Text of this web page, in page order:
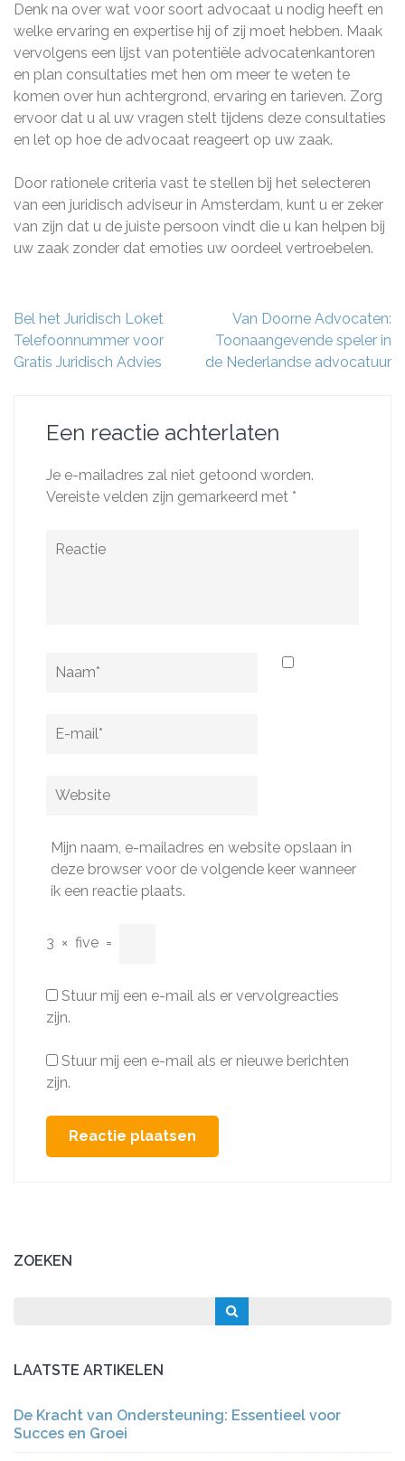
Denk na over wat voor soort advocaat u nodig heeft en
welke ervaring en expertise hij of zij moet hebben. Maak
vervolgens een lijst van potentiële advocatenkantoren
en plan consultaties met hen om meer te weten te
komen over hun achtergrond, ervaring en tarieven. Zorg
ervoor dat u al uw vragen stelt tijdens deze consultaties
en let op hoe de advocaat reageert op uw zaak.
Door rationele criteria vast te stellen bij het selecteren
van een juridisch adviseur in Amsterdam, kunt u er zeker
van zijn dat u de juiste persoon vindt die u kan helpen bij
uw zaak zonder dat emoties uw oordeel vertroebelen.
Berichtnavigatie
Bel het Juridisch Loket
Telefoonnummer voor
Gratis Juridisch Advies
Van Doorne Advocaten:
Toonaangevende speler in
de Nederlandse advocatuur
Een reactie achterlaten
Je e-mailadres zal niet getoond worden.
Vereiste velden zijn gemarkeerd met *
Reactie
Naam
E-
Website
Mijn naam, e-mailadres en website opslaan in
deze browser voor de volgende keer wanneer
ik een reactie plaats.
3 × five =
Stuur mij een e-mail als er vervolgreacties
zijn.
Stuur mij een e-mail als er nieuwe berichten
zijn.
ZOEKEN
LAATSTE ARTIKELEN
De Kracht van Ondersteuning: Essentieel voor
Succes en Groei